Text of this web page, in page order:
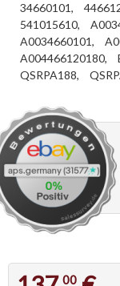
34660101,
541015610,
A0034660101,
A004466120180,
QSRPA188,
00